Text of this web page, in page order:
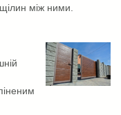
між ними.